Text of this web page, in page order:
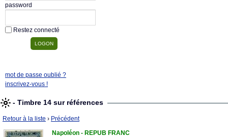
password
Restez connecté
mot de passe oublié ?
inscrivez-vous !
- Timbre 14 sur références
Retour à la liste › Précédent
Napoléon - REPUB FRANC